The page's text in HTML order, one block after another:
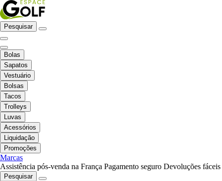
Pesquisar
Bolas
Sapatos
Vestuário
Bolsas
Tacos
Trolleys
Luvas
Acessórios
Liquidação
Promoções
Marcas
Assistência pós-venda na França Pagamento seguro Devoluções fáceis
Pesquisar